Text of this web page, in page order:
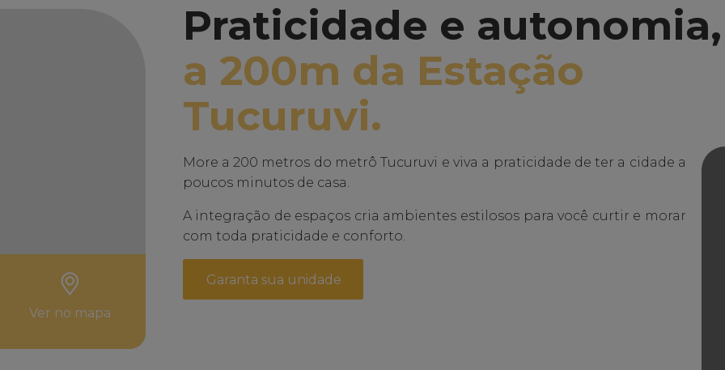
| Mitre
Ver no mapa
Praticidade e autonomia,
a 200m da Estação
Tucuruvi.
More a 200 metros do metrô Tucuruvi e viva a praticidade de ter a cidade a
poucos minutos de casa.
A integração de espaços cria ambientes estilosos para você curtir e morar
com toda praticidade e conforto.
Garanta sua unidade